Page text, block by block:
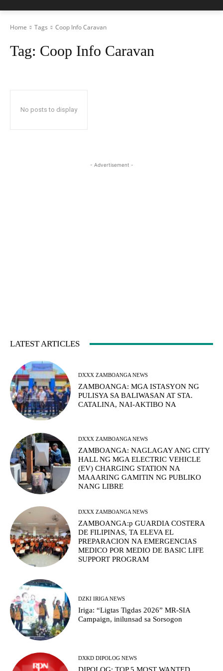
Home Tags Coop Info Caravan
Tag: Coop Info Caravan
No posts to display
- Advertisement -
LATEST ARTICLES
DXXX ZAMBOANGA NEWS
ZAMBOANGA: MGA ISTASYON NG
PULISYA SA BALIWASAN AT STA.
CATALINA, NAI-AKTIBO NA
DXXX ZAMBOANGA NEWS
ZAMBOANGA: NAGLAGAY ANG CITY
HALL NG MGA ELECTRIC VEHICLE
(EV) CHARGING STATION NA
MAAARING GAMITIN NG PUBLIKO
NANG LIBRE
DXXX ZAMBOANGA NEWS
ZAMBOANGA:p GUARDIA COSTERA
DE FILIPINAS, TA ELEVA EL
PREPARACION NA EMERGENCIAS
MEDICO POR MEDIO DE BASIC LIFE
SUPPORT PROGRAM
DZKI IRIGA NEWS
Iriga: “Ligtas Tigdas 2026” MR-SIA
Campaign, inilunsad sa Sorsogon
DXKD DIPOLOG NEWS